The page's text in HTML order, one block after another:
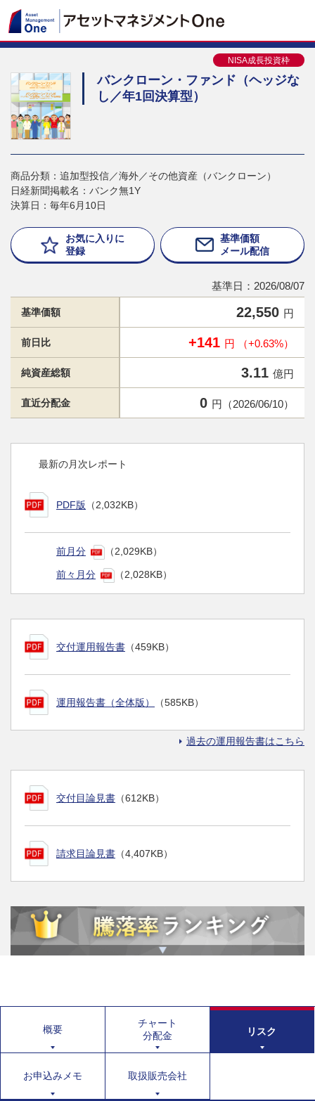
NISA成長投資枠
バンクローン・ファンド（ヘッジな
し／年1回決算型）
商品分類：追加型投信／海外／その他資産（バンクローン）
日経新聞掲載名：バンク無1Y
決算日：毎年6月10日
お気に入りに
登録
基準価額
メール配信
基準日：2026/08/07
基準価額 22,550 円
前日比 +141 円 （+0.63%）
純資産総額 3.11 億円
直近分配金 0 円（2026/06/10）
最新の月次レポート
PDF版 （2,032KB）
前月分 （2,029KB）
前々月分 （2,028KB）
交付運用報告書 （459KB）
運用報告書（全体版） （585KB）
過去の運用報告書はこちら
交付目論見書 （612KB）
請求目論見書 （4,407KB）
概要
チャート
分配金
リスク
お申込みメモ 取扱販売会社